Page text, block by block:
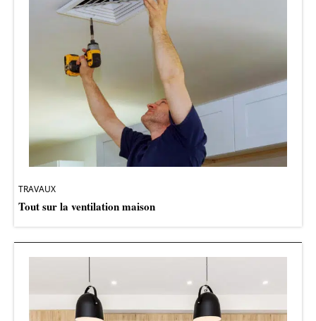
TRAVAUX
Tout sur la ventilation maison